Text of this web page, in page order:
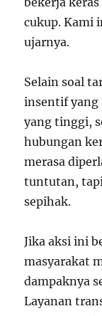
cukup. Kami
ujarnya.
Selain soal
insentif yang
yang tinggi,
hubungan
merasa
tuntutan,
sepihak.
Jika aksi ini
masyarakat
dampaknya
Layanan